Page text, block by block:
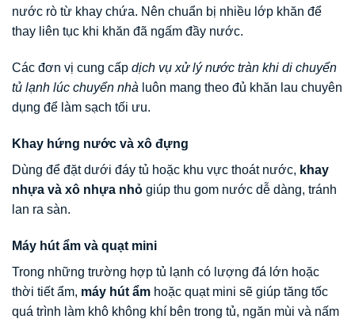
nước rò từ khay chứa. Nên chuẩn bị nhiều lớp khăn để
thay liên tục khi khăn đã ngấm đầy nước.
Các đơn vị cung cấp dịch vụ xử lý nước tràn khi di chuyển
tủ lạnh lúc chuyển nhà luôn mang theo đủ khăn lau chuyên
dụng để làm sạch tối ưu.
Khay hứng nước và xô đựng
Dùng để đặt dưới đáy tủ hoặc khu vực thoát nước, khay
nhựa và xô nhựa nhỏ giúp thu gom nước dễ dàng, tránh
lan ra sàn.
Máy hút ẩm và quạt mini
Trong những trường hợp tủ lạnh có lượng đá lớn hoặc
thời tiết ẩm, máy hút ẩm hoặc quạt mini sẽ giúp tăng tốc
quá trình làm khô không khí bên trong tủ, ngăn mùi và nấm